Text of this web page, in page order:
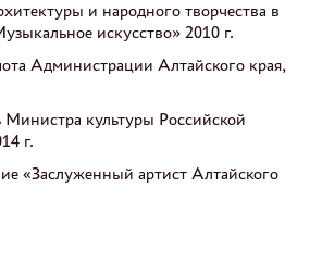
и народного творчества в
искусство» 2010 г.
Администрации Алтайского края,
Министра культуры Российской
г.
«Заслуженный артист Алтайского